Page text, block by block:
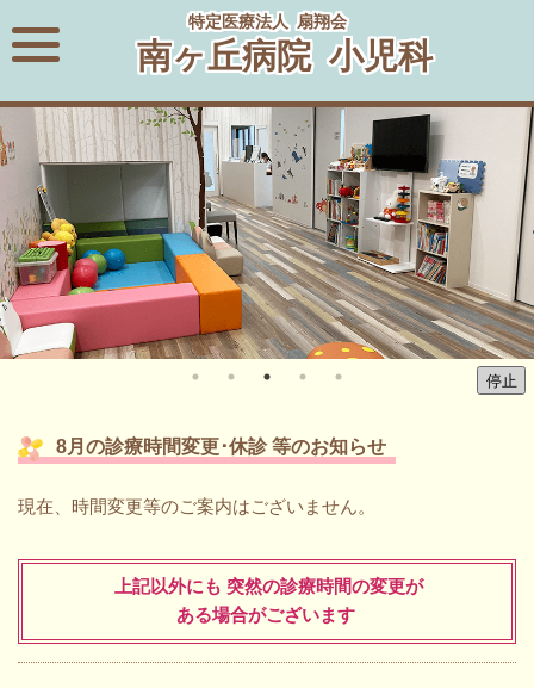
特定医療法人 扇翔会
南ヶ丘病院 小児科
8月の診療時間変更･休診 等のお知らせ
現在、時間変更等のご案内はございません。
上記以外にも 突然の診療時間の変更が
ある場合がございます